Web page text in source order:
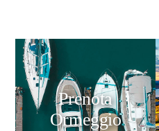
Prenota
Ormeggio